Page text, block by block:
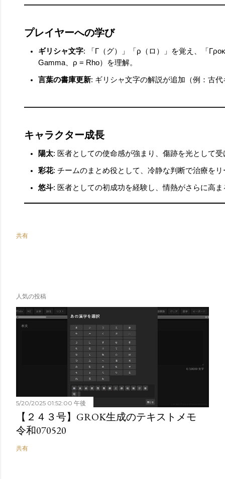
プレイヤーへの学び
ギリシャ文字: 「Γ（グ）」「ρ（ロ）」を覚え、「
Gamma、ρ = Rho）を理解。
言葉の書庫更新: ギリシャ文字の解説が追加（例：古
キャラクター成長
陽太: 医者としての使命感が強まり、傷跡を光として
彩花: チームのまとめ役として、冷静な判断で治療をリ
悠斗: 医者としての初成功を経験し、情熱がさらに高ま
共有
人気の投稿
5/20/2025 01:52:00 午後
【２４３号】GROK生成のテキストメモ
令和070520
共有